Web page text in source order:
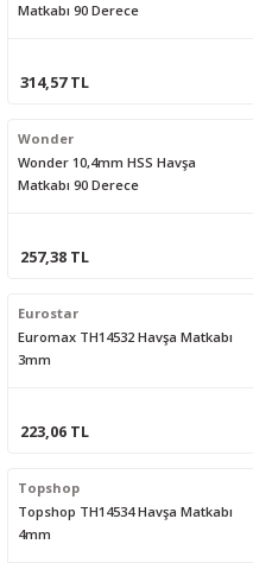
Matkabı 90 Derece
314,57 TL
Wonder
Wonder 10,4mm HSS Havşa
Matkabı 90 Derece
257,38 TL
Eurostar
Euromax TH14532 Havşa Matkabı
3mm
223,06 TL
Topshop
Topshop TH14534 Havşa Matkabı
4mm